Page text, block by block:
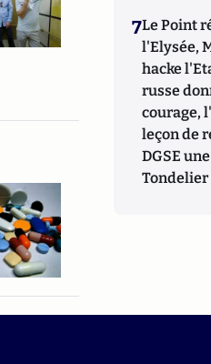
7Le Point
l'Elysée,
hacke
russe
courage,
leçon de
DGSE